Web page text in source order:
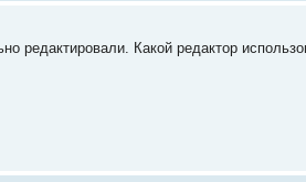
редактировали. Какой редактор